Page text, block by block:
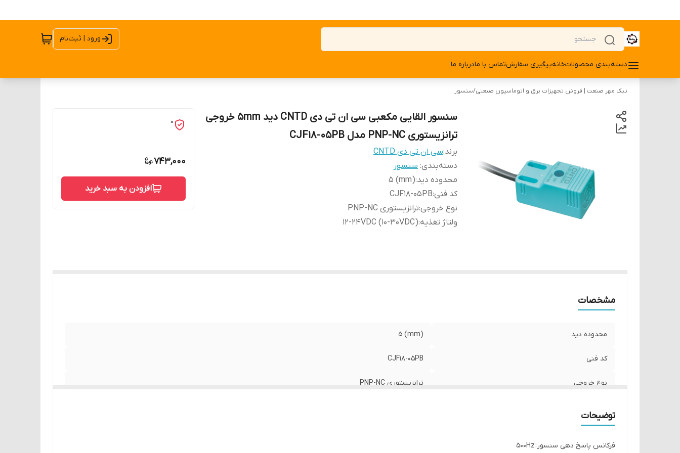
ورود | ثبت‌نام
دسته‌بندی محصولاتخانهپیگیری سفارشتماس با مادرباره ما
نیک مهر صنعت | فروش تجهیزات برق و اتوماسیون صنعتی/سنسور
سنسور القایی مکعبی سی ان تی دی CNTD دید 5mm خروجی
ترانزیستوری PNP-NC مدل CJF18-05PB
برند:سی ان تی دی CNTD
دسته‌بندی: سنسور
محدوده دید:
(mm) 5
کد فنی:
CJF18-05PB
نوع خروجی:ترانزیستوری PNP-NC
ولتاژ تغذیه:
12-24VDC (10-30VDC)
0
743,000
افزودن به سبد خرید
مشخصات
محدوده دید (mm) 5
کد فنی CJF18-05PB
نوع خروجی ترانزیستوری PNP-NC
توضیحات
فرکانس پاسخ دهی سنسور: 500Hz